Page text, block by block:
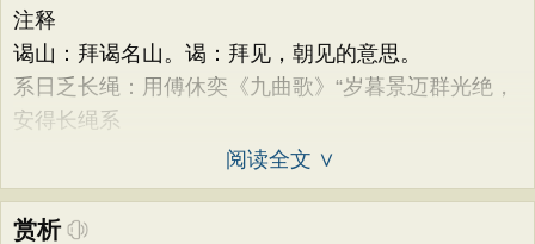
注释
谒山：拜谒名山。谒：拜见，朝见的意思。
系日乏长绳：用傅休奕《九曲歌》“岁暮景迈群光绝，
安得长绳系
阅读全文 ∨
赏析